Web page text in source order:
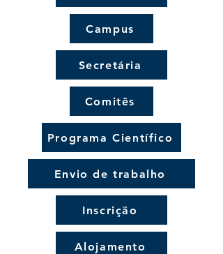
Campus
Secretária
Comitês
Programa Científico
Envio de trabalho
Inscrição
Alojamento